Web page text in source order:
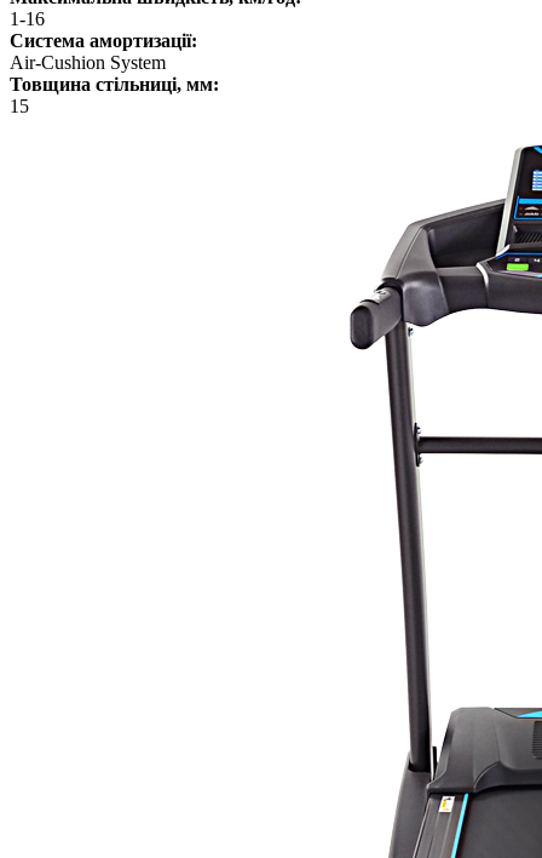
1-16
Система амортизації:
Air-Cushion System
Товщина стільниці, мм:
15